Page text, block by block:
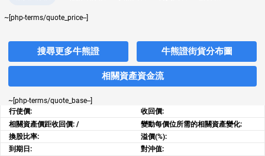
~[php-terms/quote_price--]
搜尋更多牛熊證 牛熊證街貨分布圖
相關資產資金流
~[php-terms/quote_base--]
行使價:
收回價:
相關資產價距收回價: /
變動每價位所需的相關資產變化:
換股比率:
溢價(%):
到期日:
對沖值: